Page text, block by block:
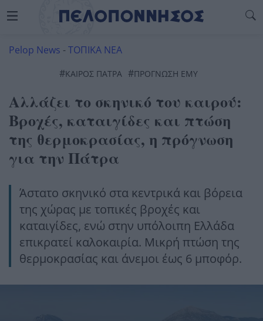
Pelop News -ΤΟΠΙΚΑ ΝΕΑ
#ΚΑΙΡΌΣ ΠΆΤΡΑ #ΠΡΟΓΝΩΣΗ ΕΜΥ
Αλλάζει το σκηνικό του καιρού:
Βροχές, καταιγίδες και πτώση
της θερμοκρασίας, η πρόγνωση
για την Πάτρα
Άστατο σκηνικό στα κεντρικά και βόρεια
της χώρας με τοπικές βροχές και
καταιγίδες, ενώ στην υπόλοιπη Ελλάδα
επικρατεί καλοκαιρία. Μικρή πτώση της
θερμοκρασίας και άνεμοι έως 6 μποφόρ.